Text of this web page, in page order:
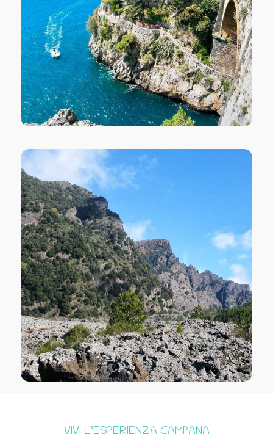
VIVI L’ESPERIENZA CAMPANA